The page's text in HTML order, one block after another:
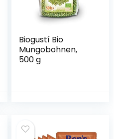
Biogustí Bio
Mungobohnen,
500 g